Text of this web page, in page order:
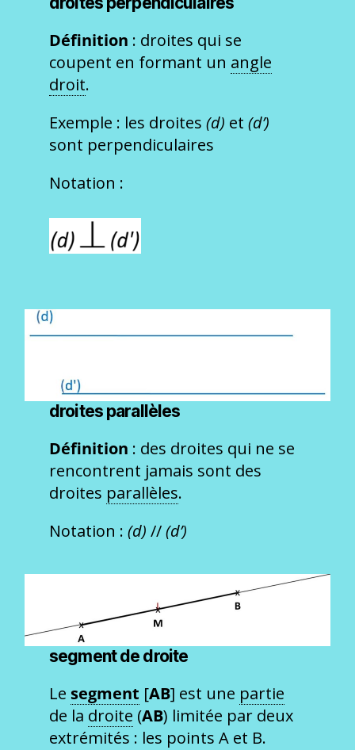
Définition : droites qui se
coupent en formant un angle
droit.
Exemple : les droites(d) et(d’)
sont perpendiculaires
Notation :
droites parallèles
Définition : des droites qui ne se
rencontrent jamais sont des
droites parallèles.
Notation :(d)//(d’)
segment de droite
Le segment [AB] est une partie
de la droite (AB) limitée par deux
extrémités : les points A et B.